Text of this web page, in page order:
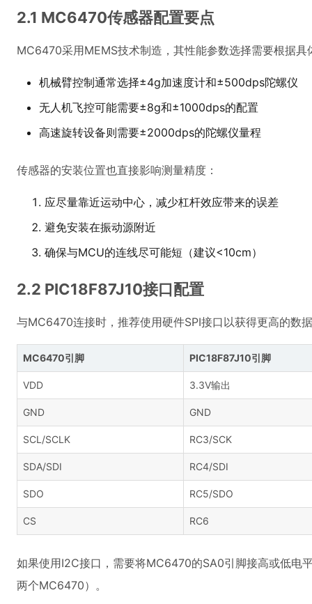
2.1 MC6470传感器配置要点
MC6470采用MEMS技术制造，其性能参数选择需要根据具
机械臂控制通常选择±4g加速度计和±500dps陀螺仪
无人机飞控可能需要±8g和±1000dps的配置
高速旋转设备则需要±2000dps的陀螺仪量程
传感器的安装位置也直接影响测量精度：
应尽量靠近运动中心，减少杠杆效应带来的误差
避免安装在振动源附近
确保与MCU的连线尽可能短（建议<10cm）
2.2 PIC18F87J10接口配置
与MC6470连接时，推荐使用硬件SPI接口以获得更高的数
MC6470引脚 PIC18F87J10引脚
VDD 3.3V输出
GND GND
SCL/SCLK RC3/SCK
SDA/SDI RC4/SDI
SDO RC5/SDO
CS RC6
如果使用I2C接口，需要将MC6470的SA0引脚接高或低电
两个MC6470）。